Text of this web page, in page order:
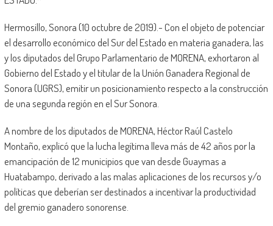
Hermosillo, Sonora (10 octubre de 2019).- Con el objeto de potenciar
el desarrollo económico del Sur del Estado en materia ganadera, las
y los diputados del Grupo Parlamentario de MORENA, exhortaron al
Gobierno del Estado y el titular de la Unión Ganadera Regional de
Sonora (UGRS), emitir un posicionamiento respecto a la construcción
de una segunda región en el Sur Sonora.
A nombre de los diputados de MORENA, Héctor Raúl Castelo
Montaño, explicó que la lucha legítima lleva más de 42 años por la
emancipación de 12 municipios que van desde Guaymas a
Huatabampo, derivado a las malas aplicaciones de los recursos y/o
políticas que deberían ser destinados a incentivar la productividad
del gremio ganadero sonorense.